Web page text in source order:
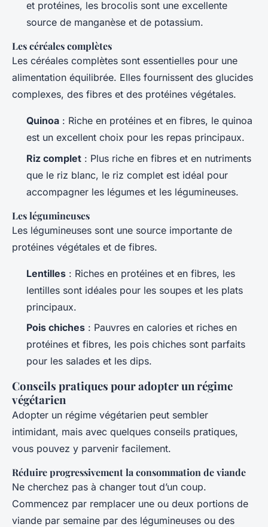
et protéines, les brocolis sont une excellente
source de manganèse et de potassium.
Les céréales complètes
Les céréales complètes sont essentielles pour une
alimentation équilibrée. Elles fournissent des glucides
complexes, des fibres et des protéines végétales.
Quinoa : Riche en protéines et en fibres, le quinoa
est un excellent choix pour les repas principaux.
Riz complet : Plus riche en fibres et en nutriments
que le riz blanc, le riz complet est idéal pour
accompagner les légumes et les légumineuses.
Les légumineuses
Les légumineuses sont une source importante de
protéines végétales et de fibres.
Lentilles : Riches en protéines et en fibres, les
lentilles sont idéales pour les soupes et les plats
principaux.
Pois chiches : Pauvres en calories et riches en
protéines et fibres, les pois chiches sont parfaits
pour les salades et les dips.
Conseils pratiques pour adopter un régime
végétarien
Adopter un régime végétarien peut sembler
intimidant, mais avec quelques conseils pratiques,
vous pouvez y parvenir facilement.
Réduire progressivement la consommation de viande
Ne cherchez pas à changer tout d’un coup.
Commencez par remplacer une ou deux portions de
viande par semaine par des légumineuses ou des